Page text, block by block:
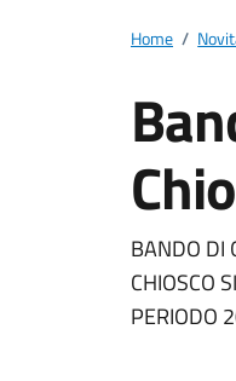
Home /
BANDO DI
CHIOSCO
PERIODO